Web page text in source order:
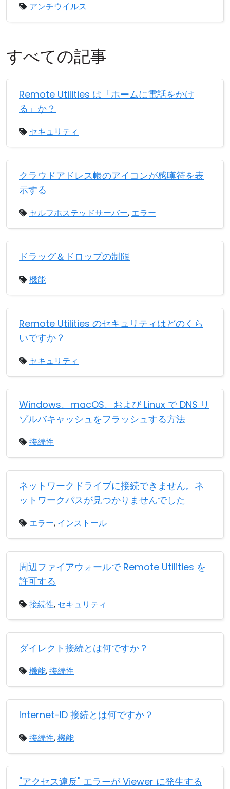
アンチウイルス
すべての記事
Remote Utilities は「ホームに電話をかけ
る」か？
セキュリティ
クラウドアドレス帳のアイコンが感嘆符を表
示する
セルフホステッドサーバー, エラー
ドラッグ＆ドロップの制限
機能
Remote Utilities のセキュリティはどのくら
いですか？
セキュリティ
Windows、macOS、および Linux で DNS リ
ゾルバキャッシュをフラッシュする方法
接続性
ネットワークドライブに接続できません。ネ
ットワークパスが見つかりませんでした
エラー, インストール
周辺ファイアウォールで Remote Utilities を
許可する
接続性, セキュリティ
ダイレクト接続とは何ですか？
機能,接続性
Internet-ID 接続とは何ですか？
接続性,機能
"アクセス違反" エラーが Viewer に発生する